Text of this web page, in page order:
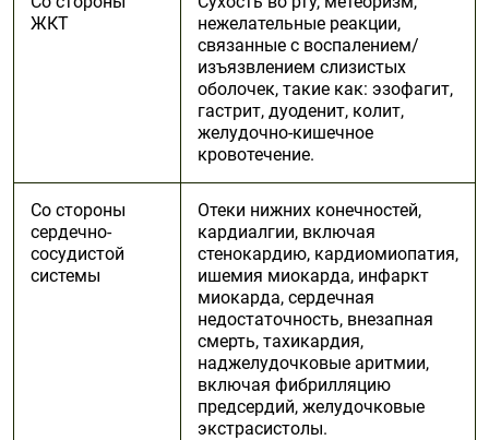
ЖКТ
нежелательные реакции,
связанные с воспалением/
изъязвлением слизистых
оболочек, такие как: эзофагит,
гастрит, дуоденит, колит,
желудочно-кишечное
кровотечение.
Со стороны
сердечно-
сосудистой
системы
Отеки нижних конечностей,
кардиалгии, включая
стенокардию, кардиомиопатия,
ишемия миокарда, инфаркт
миокарда, сердечная
недостаточность, внезапная
смерть, тахикардия,
наджелудочковые аритмии,
включая фибрилляцию
предсердий, желудочковые
экстрасистолы.